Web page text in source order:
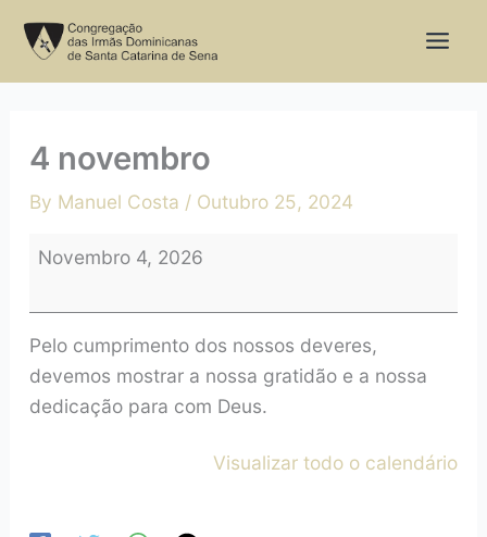
4 novembro
By Manuel Costa / Outubro 25, 2024
novembro
Novembro 4, 2026
Pelo cumprimento dos nossos deveres,
devemos mostrar a nossa gratidão e a nossa
dedicação para com Deus.
Visualizar todo o calendário